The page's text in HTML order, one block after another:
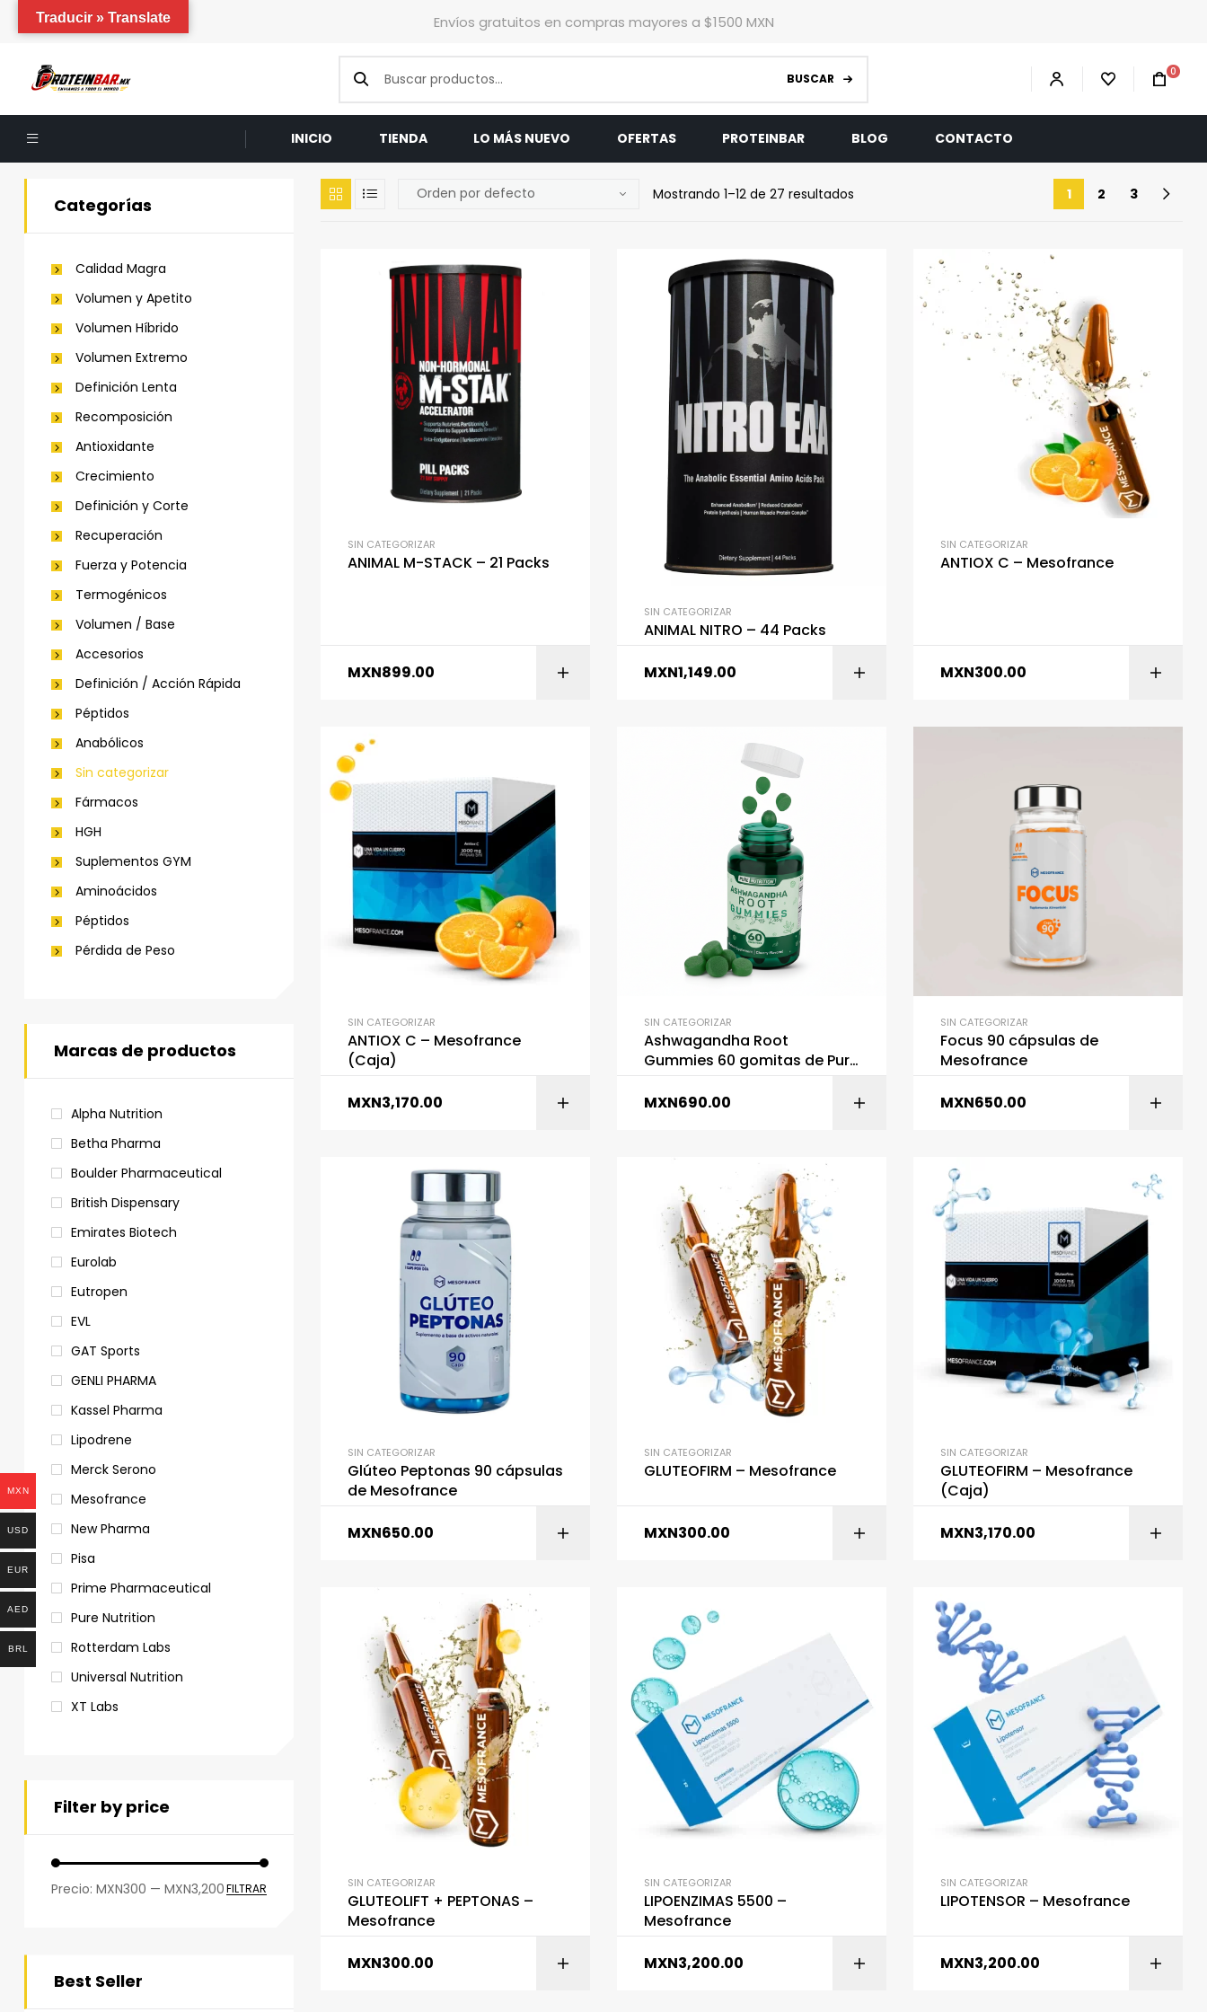
Envíos gratuitos en compras mayores a $1500 MXN
BUSCAR 0
INICIO TIENDA LO MÁS NUEVO OFERTAS PROTEINBAR BLOG CONTACTO
1 2 3
Mostrando 1–12 de 27 resultados
SIN CATEGORIZAR
ANIMAL M-STACK – 21 Packs
MXN899.00 AÑADIR AL CARRITO
SIN CATEGORIZAR
ANIMAL NITRO – 44 Packs
MXN1,149.00 AÑADIR AL CARRITO
SIN CATEGORIZAR
ANTIOX C – Mesofrance
MXN300.00
SIN CATEGORIZAR
ANTIOX C – Mesofrance
(Caja)
MXN3,170.00 AÑADIR AL CARRITO
SIN CATEGORIZAR
Ashwagandha Root
Gummies 60 gomitas de Pure
MXN690.00 AÑADIR AL CARRITO
SIN CATEGORIZAR
Focus 90 cápsulas de
Mesofrance
MXN650.00
SIN CATEGORIZAR
Glúteo Peptonas 90 cápsulas
de Mesofrance
MXN650.00 AÑADIR AL CARRITO
SIN CATEGORIZAR
GLUTEOFIRM – Mesofrance
MXN300.00 AÑADIR AL CARRITO
SIN CATEGORIZAR
GLUTEOFIRM – Mesofrance
(Caja)
MXN3,170.00
SIN CATEGORIZAR
GLUTEOLIFT + PEPTONAS –
Mesofrance
MXN300.00 AÑADIR AL CARRITO
SIN CATEGORIZAR
LIPOENZIMAS 5500 –
Mesofrance
MXN3,200.00 AÑADIR AL CARRITO
SIN CATEGORIZAR
LIPOTENSOR – Mesofrance
MXN3,200.00
Categorías
Calidad Magra
Volumen y Apetito
Volumen Híbrido
Volumen Extremo
Definición Lenta
Recomposición
Antioxidante
Crecimiento
Definición y Corte
Recuperación
Fuerza y Potencia
Termogénicos
Volumen / Base
Accesorios
Definición / Acción Rápida
Péptidos
Anabólicos
Sin categorizar
Fármacos
HGH
Suplementos GYM
Aminoácidos
Péptidos
Pérdida de Peso
Marcas de productos
Alpha Nutrition
Betha Pharma
Boulder Pharmaceutical
British Dispensary
Emirates Biotech
Eurolab
Eutropen
EVL
GAT Sports
GENLI PHARMA
Kassel Pharma
Lipodrene
Merck Serono
Mesofrance
New Pharma
Pisa
Prime Pharmaceutical
Pure Nutrition
Rotterdam Labs
Universal Nutrition
XT Labs
Filter by price
FILTRAR
Precio: MXN300 — MXN3,200
Best Seller
Traducir » Translate
MXN
USD
EUR
AED
BRL